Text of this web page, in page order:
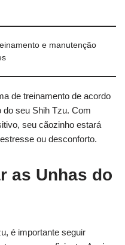
e manutenção
de treinamento de acordo
seu Shih Tzu. Com
seu cãozinho estará
ou desconforto.
as Unhas do
é importante seguir